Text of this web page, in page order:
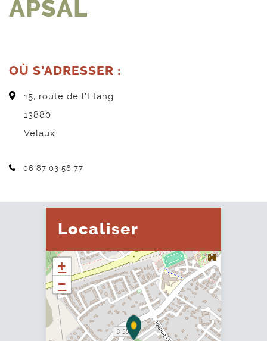
APSAL
OÙ S'ADRESSER :
15, route de l'Etang
13880
Velaux
Téléphone :
06 87 03 56 77
Localiser
+
−